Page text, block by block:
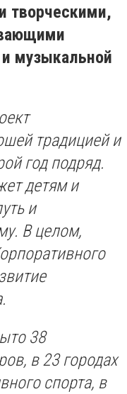
творческими,
музыкальной
традицией и
год подряд.
детям и
и
В целом,
38
в 23 городах
спорта, в